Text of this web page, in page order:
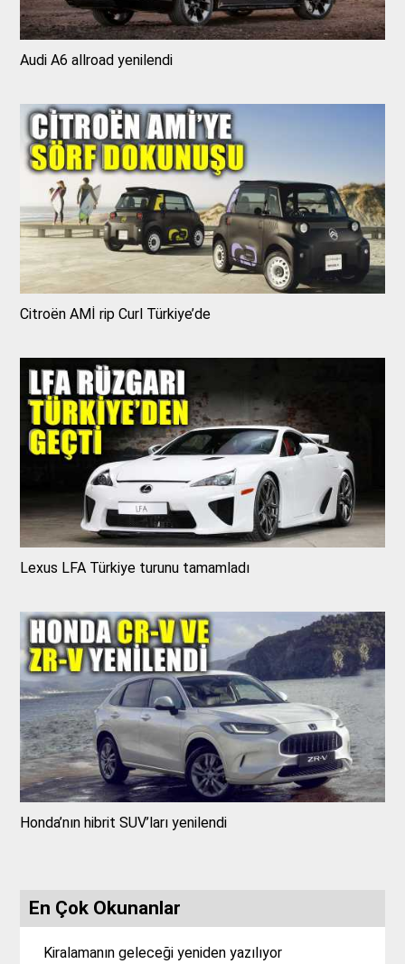
Audi A6 allroad yenilendi
Citroën AMİ rip Curl Türkiye’de
Lexus LFA Türkiye turunu tamamladı
Honda’nın hibrit SUV’ları yenilendi
En Çok Okunanlar
Kiralamanın geleceği yeniden yazılıyor